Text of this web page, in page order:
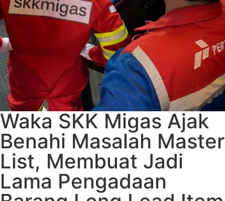
Waka SKK Migas Ajak
Benahi Masalah Master
List, Membuat Jadi
Lama Pengadaan